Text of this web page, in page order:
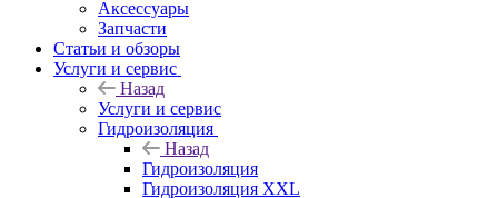
Аксессуары
Запчасти
Статьи и обзоры
Услуги и сервис
Назад
Услуги и сервис
Гидроизоляция
Назад
Гидроизоляция
Гидроизоляция XXL